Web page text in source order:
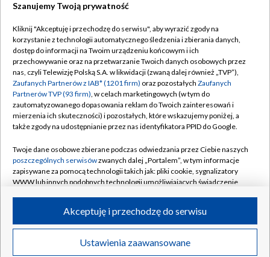
Transmisje Wideo
Biuro Reklamy
Oferta Handlowa
Telegazeta ogłoszenia
Emisja w TVP
Rada Programowa
Ogłoszenia przetargowe
Akademia Telewizyjna
Informacje o nadawcy
System NOS
Zgłoś program (ROPAT)
Kariera w TVP
Moje zgody
Biuro reklamy
Kontakt
Kanały
Szanujemy Twoją prywatność
Kliknij "Akceptuję i przechodzę do serwisu", aby wyrazić zgody na
korzystanie z technologii automatycznego śledzenia i zbierania danych,
dostęp do informacji na Twoim urządzeniu końcowym i ich
przechowywanie oraz na przetwarzanie Twoich danych osobowych przez
nas, czyli Telewizję Polską S.A. w likwidacji (zwaną dalej również „TVP”),
Zaufanych Partnerów z IAB* (1201 firm) oraz pozostałych Zaufanych
Partnerów TVP (93 firm), w celach marketingowych (w tym do
zautomatyzowanego dopasowania reklam do Twoich zainteresowań i
mierzenia ich skuteczności) i pozostałych, które wskazujemy poniżej, a
także zgody na udostępnianie przez nas identyfikatora PPID do Google.
Twoje dane osobowe zbierane podczas odwiedzania przez Ciebie naszych
poszczególnych serwisówzwanych dalej „Portalem”, w tym informacje
zapisywane za pomocą technologii takich jak: pliki cookie, sygnalizatory
WWW lub innych podobnych technologii umożliwiających świadczenie
ruchu w Internecie.
Twoje dane osobowe zbierane podczas odwiedzania przez Ciebie
poszczególnych serwisówna Portalu, takie jak adresy IP, identyfikatory
Ustawienia zaawansowane
Akceptuję i przechodzę do serwisu